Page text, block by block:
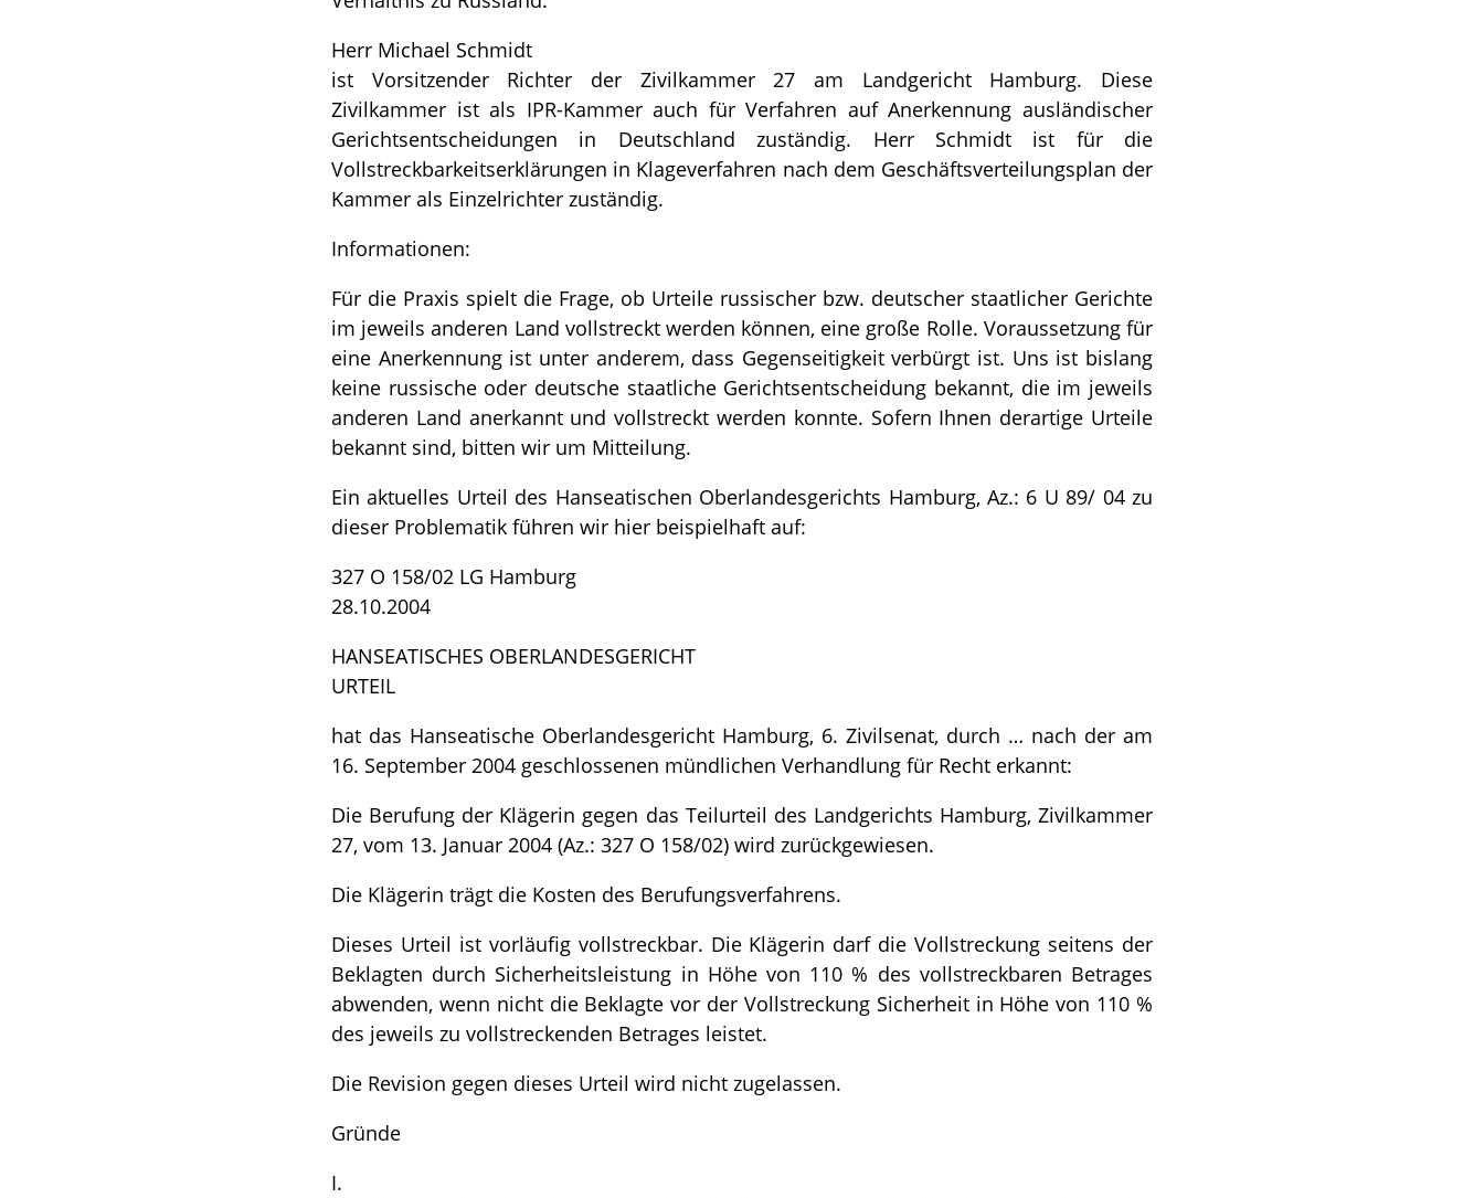
Herr Michael Schmidt
ist Vorsitzender Richter der Zivilkammer 27 am Landgericht Hamburg. Diese
Zivilkammer ist als IPR-Kammer auch für Verfahren auf Anerkennung ausländischer
Gerichtsentscheidungen in Deutschland zuständig. Herr Schmidt ist für die
Vollstreckbarkeitserklärungen in Klageverfahren nach dem Geschäftsverteilungsplan der
Kammer als Einzelrichter zuständig.
Informationen:
Für die Praxis spielt die Frage, ob Urteile russischer bzw. deutscher staatlicher Gerichte
im jeweils anderen Land vollstreckt werden können, eine große Rolle. Voraussetzung für
eine Anerkennung ist unter anderem, dass Gegenseitigkeit verbürgt ist. Uns ist bislang
keine russische oder deutsche staatliche Gerichtsentscheidung bekannt, die im jeweils
anderen Land anerkannt und vollstreckt werden konnte. Sofern Ihnen derartige Urteile
bekannt sind, bitten wir um Mitteilung.
Ein aktuelles Urteil des Hanseatischen Oberlandesgerichts Hamburg, Az.: 6 U 89/ 04 zu
dieser Problematik führen wir hier beispielhaft auf:
327 O 158/02 LG Hamburg
28.10.2004
HANSEATISCHES OBERLANDESGERICHT
URTEIL
hat das Hanseatische Oberlandesgericht Hamburg, 6. Zivilsenat, durch … nach der am
16. September 2004 geschlossenen mündlichen Verhandlung für Recht erkannt:
Die Berufung der Klägerin gegen das Teilurteil des Landgerichts Hamburg, Zivilkammer
27, vom 13. Januar 2004 (Az.: 327 O 158/02) wird zurückgewiesen.
Die Klägerin trägt die Kosten des Berufungsverfahrens.
Dieses Urteil ist vorläufig vollstreckbar. Die Klägerin darf die Vollstreckung seitens der
Beklagten durch Sicherheitsleistung in Höhe von 110 % des vollstreckbaren Betrages
abwenden, wenn nicht die Beklagte vor der Vollstreckung Sicherheit in Höhe von 110 %
des jeweils zu vollstreckenden Betrages leistet.
Die Revision gegen dieses Urteil wird nicht zugelassen.
Gründe
I.